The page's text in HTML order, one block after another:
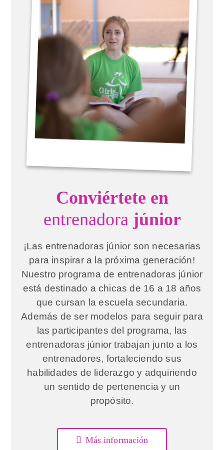
Conviértete en
entrenadorajúnior
¡Las entrenadoras júnior son necesarias
para inspirar a la próxima generación!
Nuestro programa de entrenadoras júnior
está destinado a chicas de 16 a 18 años
que cursan la escuela secundaria.
Además de ser modelos para seguir para
las participantes del programa, las
entrenadoras júnior trabajan junto a los
entrenadores, fortaleciendo sus
habilidades de liderazgo y adquiriendo
un sentido de pertenencia y un
propósito.
Más información